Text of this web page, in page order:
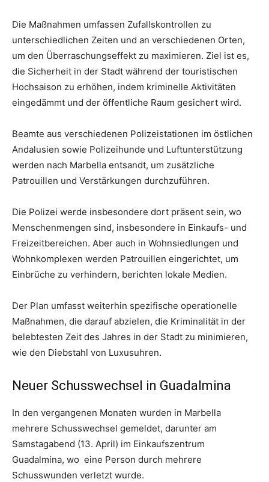
Die Maßnahmen umfassen Zufallskontrollen zu
unterschiedlichen Zeiten und an verschiedenen Orten,
um den Überraschungseffekt zu maximieren. Ziel ist es,
die Sicherheit in der Stadt während der touristischen
Hochsaison zu erhöhen, indem kriminelle Aktivitäten
eingedämmt und der öffentliche Raum gesichert wird.
Beamte aus verschiedenen Polizeistationen im östlichen
Andalusien sowie Polizeihunde und Luftunterstützung
werden nach Marbella entsandt, um zusätzliche
Patrouillen und Verstärkungen durchzuführen.
Die Polizei werde insbesondere dort präsent sein, wo
Menschenmengen sind, insbesondere in Einkaufs- und
Freizeitbereichen. Aber auch in Wohnsiedlungen und
Wohnkomplexen werden Patrouillen eingerichtet, um
Einbrüche zu verhindern, berichten lokale Medien.
Der Plan umfasst weiterhin spezifische operationelle
Maßnahmen, die darauf abzielen, die Kriminalität in der
belebtesten Zeit des Jahres in der Stadt zu minimieren,
wie den Diebstahl von Luxusuhren.
Neuer Schusswechsel in Guadalmina
In den vergangenen Monaten wurden in Marbella
mehrere Schusswechsel gemeldet, darunter am
Samstagabend (13. April) im Einkaufszentrum
Guadalmina, wo eine Person durch mehrere
Schusswunden verletzt wurde.